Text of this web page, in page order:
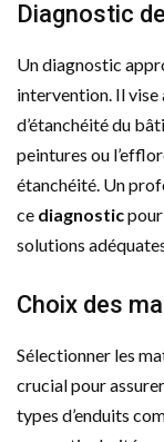
Diagnostic
Un diagnostic
intervention. Il vise
d’étanchéité du
peintures ou
étanchéité. Un
ce diagnostic
solutions
Choix des
Sélectionner les
crucial pour
types d’enduits